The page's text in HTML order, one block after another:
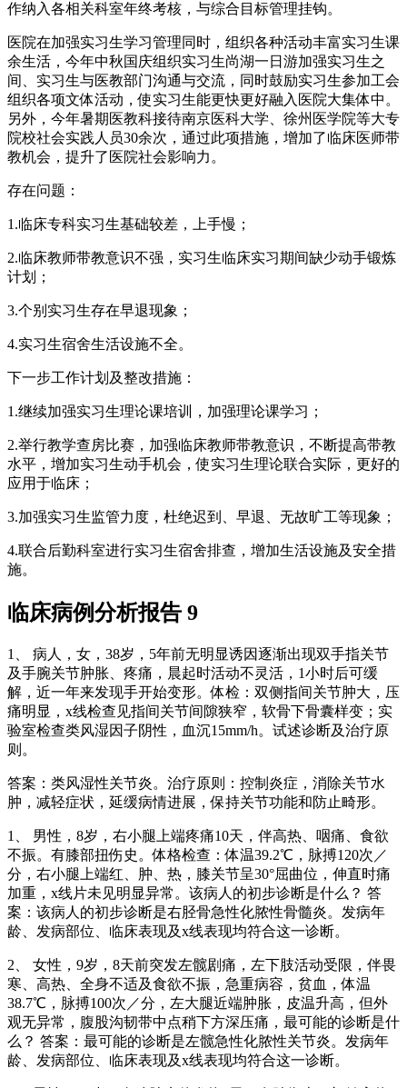
作纳入各相关科室年终考核，与综合目标管理挂钩。
医院在加强实习生学习管理同时，组织各种活动丰富实习生课
余生活，今年中秋国庆组织实习生尚湖一日游加强实习生之
间、实习生与医教部门沟通与交流，同时鼓励实习生参加工会
组织各项文体活动，使实习生能更快更好融入医院大集体中。
另外，今年暑期医教科接待南京医科大学、徐州医学院等大专
院校社会实践人员30余次，通过此项措施，增加了临床医师带
教机会，提升了医院社会影响力。
存在问题：
1.临床专科实习生基础较差，上手慢；
2.临床教师带教意识不强，实习生临床实习期间缺少动手锻炼
计划；
3.个别实习生存在早退现象；
4.实习生宿舍生活设施不全。
下一步工作计划及整改措施：
1.继续加强实习生理论课培训，加强理论课学习；
2.举行教学查房比赛，加强临床教师带教意识，不断提高带教
水平，增加实习生动手机会，使实习生理论联合实际，更好的
应用于临床；
3.加强实习生监管力度，杜绝迟到、早退、无故旷工等现象；
4.联合后勤科室进行实习生宿舍排查，增加生活设施及安全措
施。
临床病例分析报告 9
1、 病人，女，38岁，5年前无明显诱因逐渐出现双手指关节
及手腕关节肿胀、疼痛，晨起时活动不灵活，1小时后可缓
解，近一年来发现手开始变形。体检：双侧指间关节肿大，压
痛明显，x线检查见指间关节间隙狭窄，软骨下骨囊样变；实
验室检查类风湿因子阴性，血沉15mm/h。试述诊断及治疗原
则。
答案：类风湿性关节炎。治疗原则：控制炎症，消除关节水
肿，减轻症状，延缓病情进展，保持关节功能和防止畸形。
1、 男性，8岁，右小腿上端疼痛10天，伴高热、咽痛、食欲
不振。有膝部扭伤史。体格检查：体温39.2℃，脉搏120次／
分，右小腿上端红、肿、热，膝关节呈30°屈曲位，伸直时痛
加重，x线片未见明显异常。该病人的初步诊断是什么？ 答
案：该病人的初步诊断是右胫骨急性化脓性骨髓炎。发病年
龄、发病部位、临床表现及x线表现均符合这一诊断。
2、 女性，9岁，8天前突发左髋剧痛，左下肢活动受限，伴畏
寒、高热、全身不适及食欲不振，急重病容，贫血，体温
38.7℃，脉搏100次／分，左大腿近端肿胀，皮温升高，但外
观无异常，腹股沟韧带中点稍下方深压痛，最可能的诊断是什
么？ 答案：最可能的诊断是左髋急性化脓性关节炎。发病年
龄、发病部位、临床表现及x线表现均符合这一诊断。